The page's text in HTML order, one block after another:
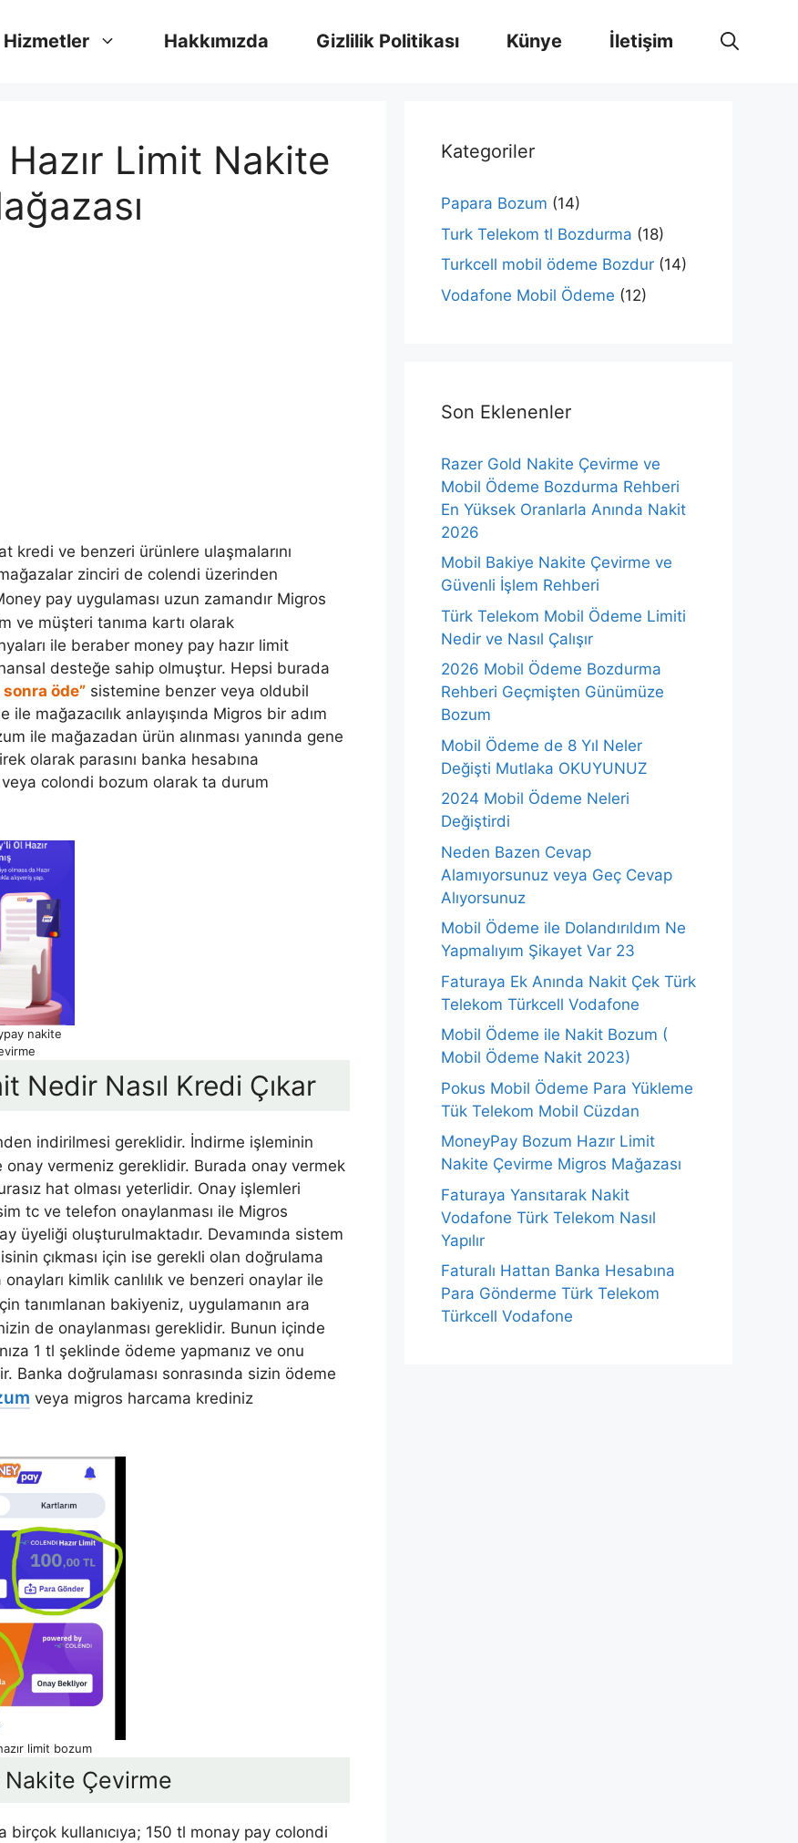
Hizmetler Hakkımızda Gizlilik Politikası Künye İletişim
Limit Nakite
kredi ve benzeri ürünlere ulaşmalarını
zinciri de colendi üzerinden
pay uygulaması uzun zamandır Migros
ve müşteri tanıma kartı olarak
ile beraber money pay hazır limit
desteğe sahip olmuştur. Hepsi burada
öde” sistemine benzer veya oldubil
mağazacılık anlayışında Migros bir adım
ile mağazadan ürün alınması yanında gene
olarak parasını banka hesabına
colondi bozum olarak ta durum
nakite
Nedir Nasıl Kredi Çıkar
indirilmesi gereklidir. İndirme işleminin
vermeniz gereklidir. Burada onay vermek
hat olması yeterlidir. Onay işlemleri
tc ve telefon onaylanması ile Migros
üyeliği oluşturulmaktadır. Devamında sistem
çıkması için ise gerekli olan doğrulama
kimlik canlılık ve benzeri onaylar ile
tanımlanan bakiyeniz, uygulamanın ara
de onaylanması gereklidir. Bunun içinde
1 tl şeklinde ödeme yapmanız ve onu
Banka doğrulaması sonrasında sizin ödeme
veya migros harcama krediniz
limit bozum
Çevirme
birçok kullanıcıya; 150 tl monay pay colondi
Kategoriler
Papara Bozum (14)
Turk Telekom tl Bozdurma (18)
Turkcell mobil ödeme Bozdur (14)
Vodafone Mobil Ödeme (12)
Son Eklenenler
Razer Gold Nakite Çevirme ve
Mobil Ödeme Bozdurma Rehberi
En Yüksek Oranlarla Anında Nakit
2026
Mobil Bakiye Nakite Çevirme ve
Güvenli İşlem Rehberi
Türk Telekom Mobil Ödeme Limiti
Nedir ve Nasıl Çalışır
2026 Mobil Ödeme Bozdurma
Rehberi Geçmişten Günümüze
Bozum
Mobil Ödeme de 8 Yıl Neler
Değişti Mutlaka OKUYUNUZ
2024 Mobil Ödeme Neleri
Değiştirdi
Neden Bazen Cevap
Alamıyorsunuz veya Geç Cevap
Alıyorsunuz
Mobil Ödeme ile Dolandırıldım Ne
Yapmalıyım Şikayet Var 23
Faturaya Ek Anında Nakit Çek Türk
Telekom Türkcell Vodafone
Mobil Ödeme ile Nakit Bozum (
Mobil Ödeme Nakit 2023)
Pokus Mobil Ödeme Para Yükleme
Tük Telekom Mobil Cüzdan
MoneyPay Bozum Hazır Limit
Nakite Çevirme Migros Mağazası
Faturaya Yansıtarak Nakit
Vodafone Türk Telekom Nasıl
Yapılır
Faturalı Hattan Banka Hesabına
Para Gönderme Türk Telekom
Türkcell Vodafone